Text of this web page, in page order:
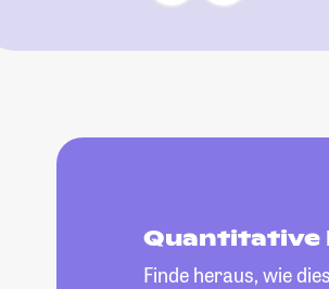
Quantitative
Finde heraus, wie